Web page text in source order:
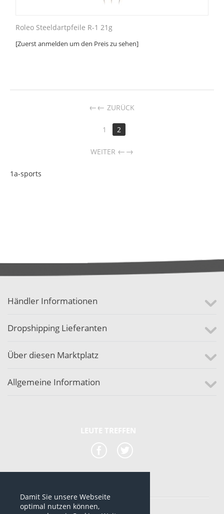
Roleo Steeldartpfeile R-1 21g
[Zuerst anmelden um den Preis zu sehen]
← ZURÜCK
1 2
WEITER →
1a-sports
Händler Informationen
Dropshipping Lieferanten
Über diesen Marktplatz
Allgemeine Information
*alle Preise sind netto Preise
Damit Sie unsere Webseite
optimal nutzen können,